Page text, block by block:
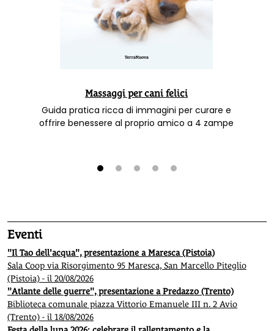
Massaggi per cani felici
Guida pratica ricca di immagini per curare e
offrire benessere al proprio amico a 4 zampe
Eventi
"Il Tao dell'acqua", presentazione a Maresca (Pistoia)
Sala Coop via Risorgimento 95 Maresca, San Marcello Piteglio
(Pistoia) - il 20/08/2026
"Atlante delle guerre", presentazione a Predazzo (Trento)
Biblioteca comunale piazza Vittorio Emanuele III n. 2 Avio
(Trento) - il 18/08/2026